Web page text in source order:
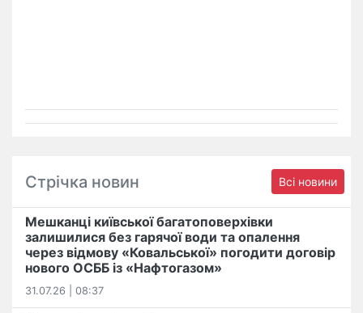
Стрічка новин Всі новини
Мешканці київської багатоповерхівки
залишилися без гарячої води та опалення
через відмову «Ковальської» погодити договір
нового ОСББ із «Нафтогазом»
31.07.26 | 08:37